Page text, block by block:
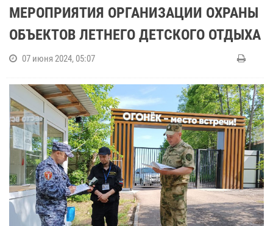
МЕРОПРИЯТИЯ ОРГАНИЗАЦИИ ОХРАНЫ
ОБЪЕКТОВ ЛЕТНЕГО ДЕТСКОГО ОТДЫХА
07 июня 2024, 05:07